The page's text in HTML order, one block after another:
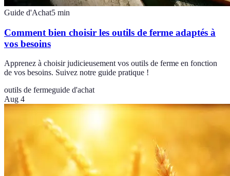
Guide d'Achat5 min
Comment bien choisir les outils de ferme adaptés à
vos besoins
Apprenez à choisir judicieusement vos outils de ferme en fonction
de vos besoins. Suivez notre guide pratique !
outils de fermeguide d'achat
Aug 4